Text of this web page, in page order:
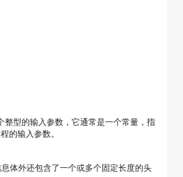
整型的输入参数，它通常是一个常量，指
的输入参数。
体外还包含了一个或多个固定长度的头